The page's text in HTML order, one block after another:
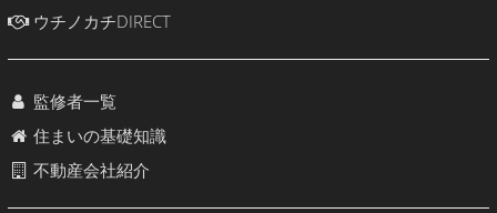
ウチノカチDIRECT
監修者一覧
住まいの基礎知識
不動産会社紹介